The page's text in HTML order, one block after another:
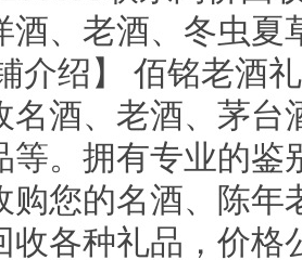
酒、老酒、冬虫夏
介绍】 佰铭老酒
名酒、老酒、茅
等。拥有专业的
购您的名酒、陈
收各种礼品，价